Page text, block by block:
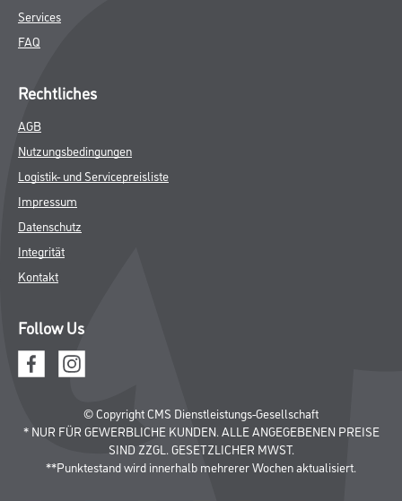
Services
FAQ
Rechtliches
AGB
Nutzungsbedingungen
Logistik- und Servicepreisliste
Impressum
Datenschutz
Integrität
Kontakt
Follow Us
© Copyright CMS Dienstleistungs-Gesellschaft
* NUR FÜR GEWERBLICHE KUNDEN. ALLE ANGEGEBENEN PREISE
SIND ZZGL. GESETZLICHER MWST.
**Punktestand wird innerhalb mehrerer Wochen aktualisiert.